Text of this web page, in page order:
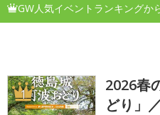
GW人気イベントランキングか
1
2026春
どり」